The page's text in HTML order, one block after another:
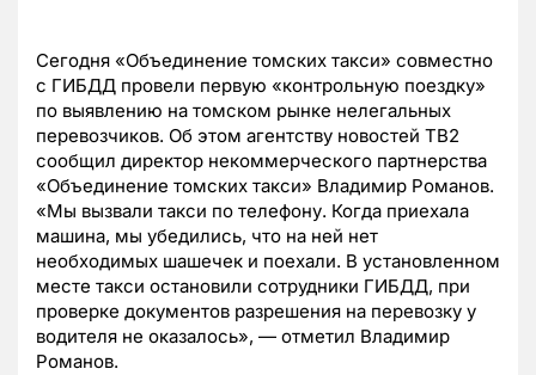
Сегодня «Объединение томских такси» совместно
с ГИБДД провели первую «контрольную поездку»
по выявлению на томском рынке нелегальных
перевозчиков. Об этом агентству новостей ТВ2
сообщил директор некоммерческого партнерства
«Объединение томских такси» Владимир Романов.
«Мы вызвали такси по телефону. Когда приехала
машина, мы убедились, что на ней нет
необходимых шашечек и поехали. В установленном
месте такси остановили сотрудники ГИБДД, при
проверке документов разрешения на перевозку у
водителя не оказалось», — отметил Владимир
Романов.